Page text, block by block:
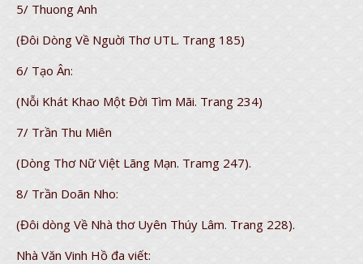
5/ Thuong Anh
(Đôi Dòng Về Nguời Thơ UTL. Trang 185)
6/ Tạo Ân:
(Nỗi Khát Khao Một Đời Tìm Mãi. Trang 234)
7/ Trần Thu Miên
(Dòng Thơ Nữ Việt Lãng Mạn. Tramg 247).
8/ Trần Doãn Nho:
(Đôi dòng Về Nhà thơ Uyên Thúy Lâm. Trang 228).
Nhà Văn Vinh Hồ đa viết: